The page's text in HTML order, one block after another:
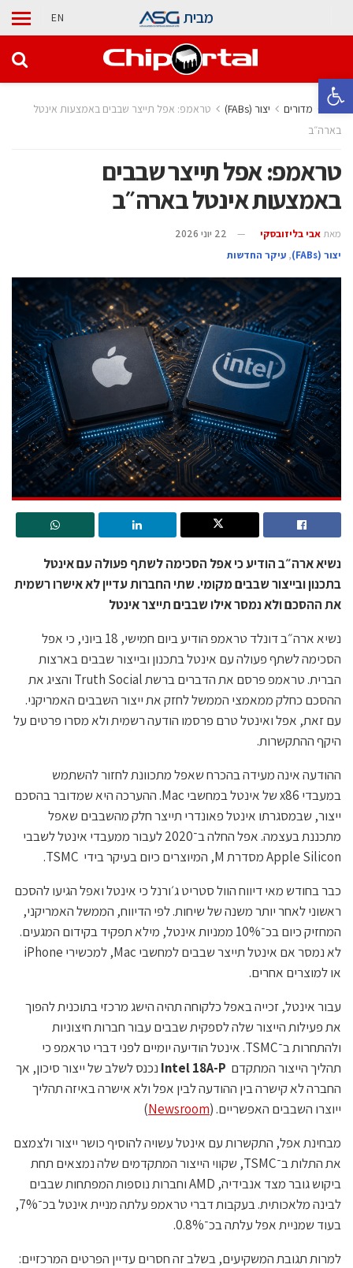
פתח סרגל נגישות
מבית EN
בית מדורים ‫יצור (‪(FABs‬‬
טראמפ: אפל תייצר שבבים באמצעות אינטל
בארה״ב
טראמפ: אפל תייצר שבבים
באמצעות אינטל בארה״ב
מאת אבי בליזובסקי
22 יוני 2026
‫יצור (‪(FABs‬‬
, עיקר החדשות
נשיא ארה״ב הודיע כי אפל הסכימה לשתף פעולה עם אינטל
בתכנון ובייצור שבבים מקומי. שתי החברות עדיין לא אישרו רשמית
את ההסכם ולא נמסר אילו שבבים תייצר אינטל
נשיא ארה״ב דונלד טראמפ הודיע ביום חמישי, 18 ביוני, כי אפל
הסכימה לשתף פעולה עם אינטל בתכנון ובייצור שבבים בארצות
הברית. טראמפ פרסם את הדברים ברשת Truth Social והציג את
ההסכם כחלק ממאמצי הממשל לחזק את ייצור השבבים האמריקני.
עם זאת, אפל ואינטל טרם פרסמו הודעה רשמית ולא מסרו פרטים על
היקף ההתקשרות.
ההודעה אינה מעידה בהכרח שאפל מתכוונת לחזור להשתמש
במעבדי x86 של אינטל במחשבי Mac. ההערכה היא שמדובר בהסכם
ייצור, שבמסגרתו אינטל פאונדרי תייצר חלק מהשבבים שאפל
מתכננת בעצמה. אפל החלה ב־2020 לעבור ממעבדי אינטל לשבבי
Apple Silicon מסדרת M, המיוצרים כיום בעיקר בידי TSMC.
כבר בחודש מאי דיווח הוול סטריט ג׳ורנל כי אינטל ואפל הגיעו להסכם
ראשוני לאחר יותר משנה של שיחות. לפי הדיווח, הממשל האמריקני,
המחזיק כיום בכ־10% ממניות אינטל, מילא תפקיד בקידום המגעים.
לא נמסר אם אינטל תייצר שבבים למחשבי Mac, למכשירי iPhone
או למוצרים אחרים.
עבור אינטל, זכייה באפל כלקוחה תהיה הישג מרכזי בתוכנית להפוך
את פעילות הייצור שלה לספקית שבבים עבור חברות חיצוניות
ולהתחרות ב־TSMC. אינטל הודיעה יומיים לפני דברי טראמפ כי
תהליך הייצור המתקדם Intel 18A-P נכנס לשלב של ייצור סיכון, אך
החברה לא קישרה בין ההודעה לבין אפל ולא אישרה באיזה תהליך
ייוצרו השבבים האפשריים. (Newsroom
)
מבחינת אפל, התקשרות עם אינטל עשויה להוסיף כושר ייצור ולצמצם
את התלות ב־TSMC, שקווי הייצור המתקדמים שלה נמצאים תחת
ביקוש גובר מצד אנבידיה, AMD וחברות נוספות המפתחות שבבים
לבינה מלאכותית. בעקבות דברי טראמפ עלתה מניית אינטל בכ־7%,
בעוד שמניית אפל עלתה בכ־0.8%.
למרות תגובת המשקיעים, בשלב זה חסרים עדיין הפרטים המרכזיים: